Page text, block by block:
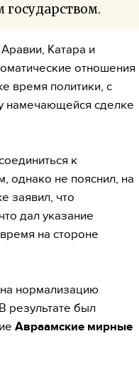
Катара и
отношения
время политики, с
намечающейся сделке
к
однако не пояснил, на
заявил, что
дал указание
на стороне
нормализацию
результате был
Авраамские мирные